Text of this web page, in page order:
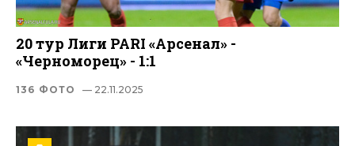
20 тур Лиги PARI «Арсенал» -
«Черноморец» - 1:1
136 ФОТО — 22.11.2025